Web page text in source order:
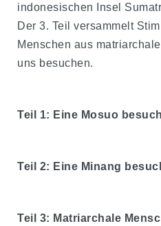
indonesischen Insel
Der 3. Teil versammelt
Menschen aus
uns besuchen.
Teil 1: Eine Mosuo
Teil 2: Eine Minang
Teil 3: Matriarchale